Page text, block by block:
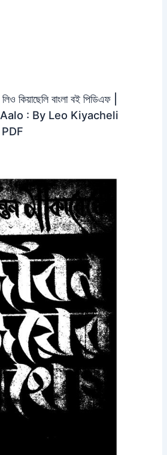
কিয়াছেলি বাংলা বই পিডিএফ |
: By Leo Kiyacheli